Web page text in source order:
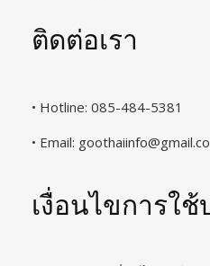
ติดต่อเรา
• Hotline: 085-484-5381
• Email:
เงื่อนไขการใช้